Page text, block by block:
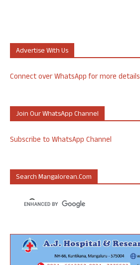
Advertise With Us
Connect over WhatsApp for more details
Join Our WhatsApp Channel
Subscribe to WhatsApp Channel
Search Mangalorean.com